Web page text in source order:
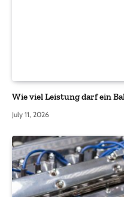
Wie viel Leistung darf ein
July 11, 2026